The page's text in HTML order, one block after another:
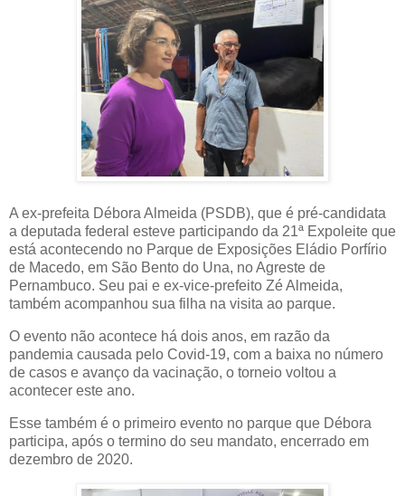
A ex-prefeita Débora Almeida (PSDB), que é pré-candidata
a deputada federal esteve participando da 21ª Expoleite que
está acontecendo no Parque de Exposições Eládio Porfírio
de Macedo, em São Bento do Una, no Agreste de
Pernambuco. Seu pai e ex-vice-prefeito Zé Almeida,
também acompanhou sua filha na visita ao parque.
O evento não acontece há dois anos, em razão da
pandemia causada pelo Covid-19, com a baixa no número
de casos e avanço da vacinação, o torneio voltou a
acontecer este ano.
Esse também é o primeiro evento no parque que Débora
participa, após o termino do seu mandato, encerrado em
dezembro de 2020.